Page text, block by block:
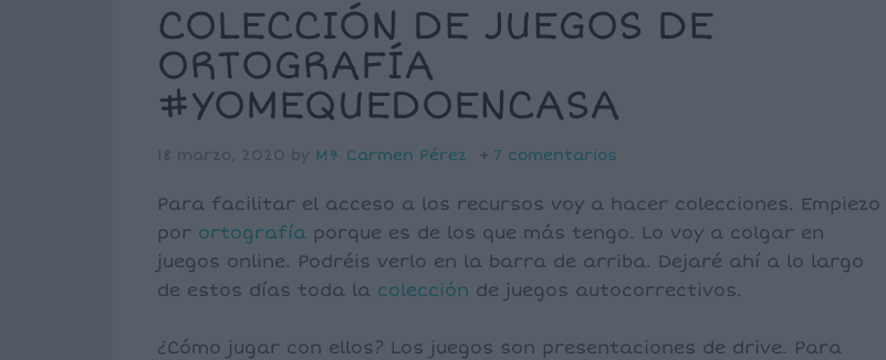
COLECCIÓN DE JUEGOS DE
ORTOGRAFÍA
#YOMEQUEDOENCASA
18 marzo, 2020 by Mª Carmen Pérez 7 comentarios
Para facilitar el acceso a los recursos voy a hacer colecciones. Empiezo
por ortografía porque es de los que más tengo. Lo voy a colgar en
juegos online. Podréis verlo en la barra de arriba. Dejaré ahí a lo largo
de estos días toda la colección de juegos autocorrectivos.
¿Cómo jugar con ellos? Los juegos son presentaciones de drive. Para